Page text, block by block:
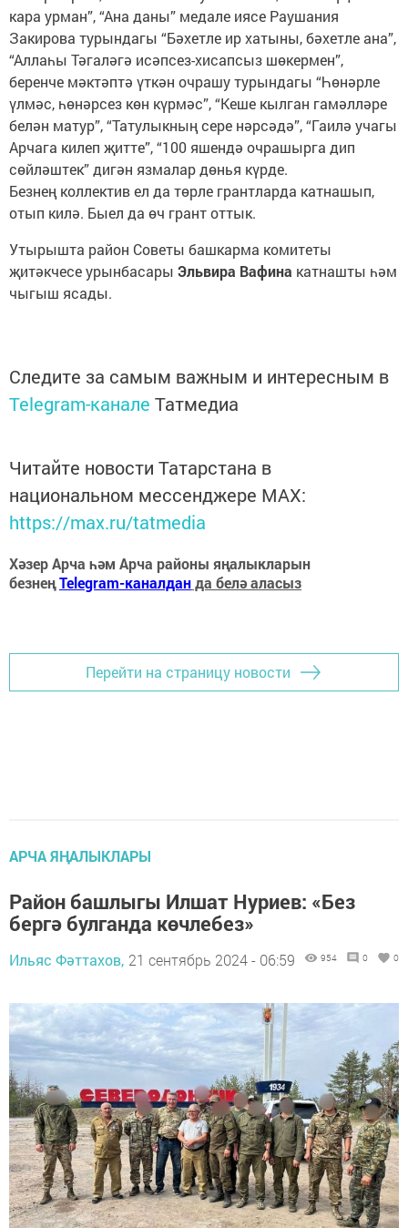
кара урман”, “Ана даны” медале иясе Раушания
Закирова турындагы “Бәхетле ир хатыны, бәхетле ана”,
“Аллаһы Тәгаләгә исәпсез-хисапсыз шөкермен”,
беренче мәктәптә үткән очрашу турындагы “Һөнәрле
үлмәс, һөнәрсез көн күрмәс”, “Кеше кылган гамәлләре
белән матур”, “Татулыкның сере нәрсәдә”, “Гаилә учагы
Арчага килеп җитте”, “100 яшендә очрашырга дип
сөйләштек” дигән язмалар дөнья күрде.
Безнең коллектив ел да төрле грантларда катнашып,
отып килә. Быел да өч грант оттык.
Утырышта район Советы башкарма комитеты
җитәкчесе урынбасары Эльвира Вафина катнашты һәм
чыгыш ясады.
Следите за самым важным и интересным в
Telegram-канале Татмедиа
Читайте новости Татарстана в
национальном мессенджере MАХ:
https://max.ru/tatmedia
Хәзер Арча һәм Арча районы яңалыкларын
безнеңTelegram-каналданда белә аласыз
Перейти на страницу новости
АРЧА ЯҢАЛЫКЛАРЫ
Район башлыгы Илшат Нуриев: «Без
бергә булганда көчлебез»
Ильяс Фәттахов, 21 сентябрь 2024 - 06:59 954 0 0